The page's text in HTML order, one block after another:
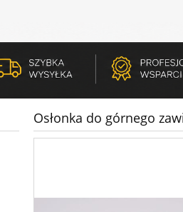
Osłonka do górnego